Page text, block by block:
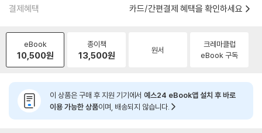
결제혜택 카드/간편결제 혜택을 확인하세요
eBook
10,500원
종이책
13,500원 원서
크레마클럽
eBook 구독
이 상품은 구매 후 지원 기기에서 예스24 eBook앱 설치 후 바로
이용 가능한 상품이며, 배송되지 않습니다.